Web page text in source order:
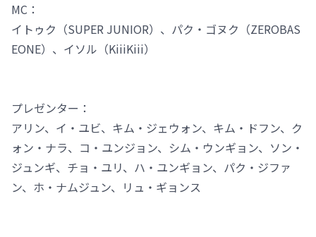
MC：
イトゥク（SUPER JUNIOR）、パク・ゴヌク（ZEROBAS
EONE）、イソル（KiiiKiii）
プレゼンター：
アリン、イ・ユビ、キム・ジェウォン、キム・ドフン、ク
ォン・ナラ、コ・ユンジョン、シム・ウンギョン、ソン・
ジュンギ、チョ・ユリ、ハ・ユンギョン、パク・ジファ
ン、ホ・ナムジュン、リュ・ギョンス